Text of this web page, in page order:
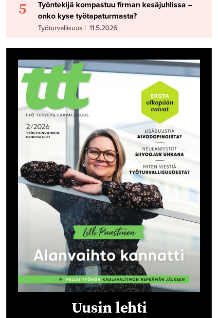
5
Työntekijä kompastuu firman kesäjuhlissa –
onko kyse työtapaturmasta?
Työturvallisuus | 11.5.2026
Uusin lehti